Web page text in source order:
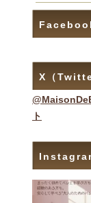
X（
ト